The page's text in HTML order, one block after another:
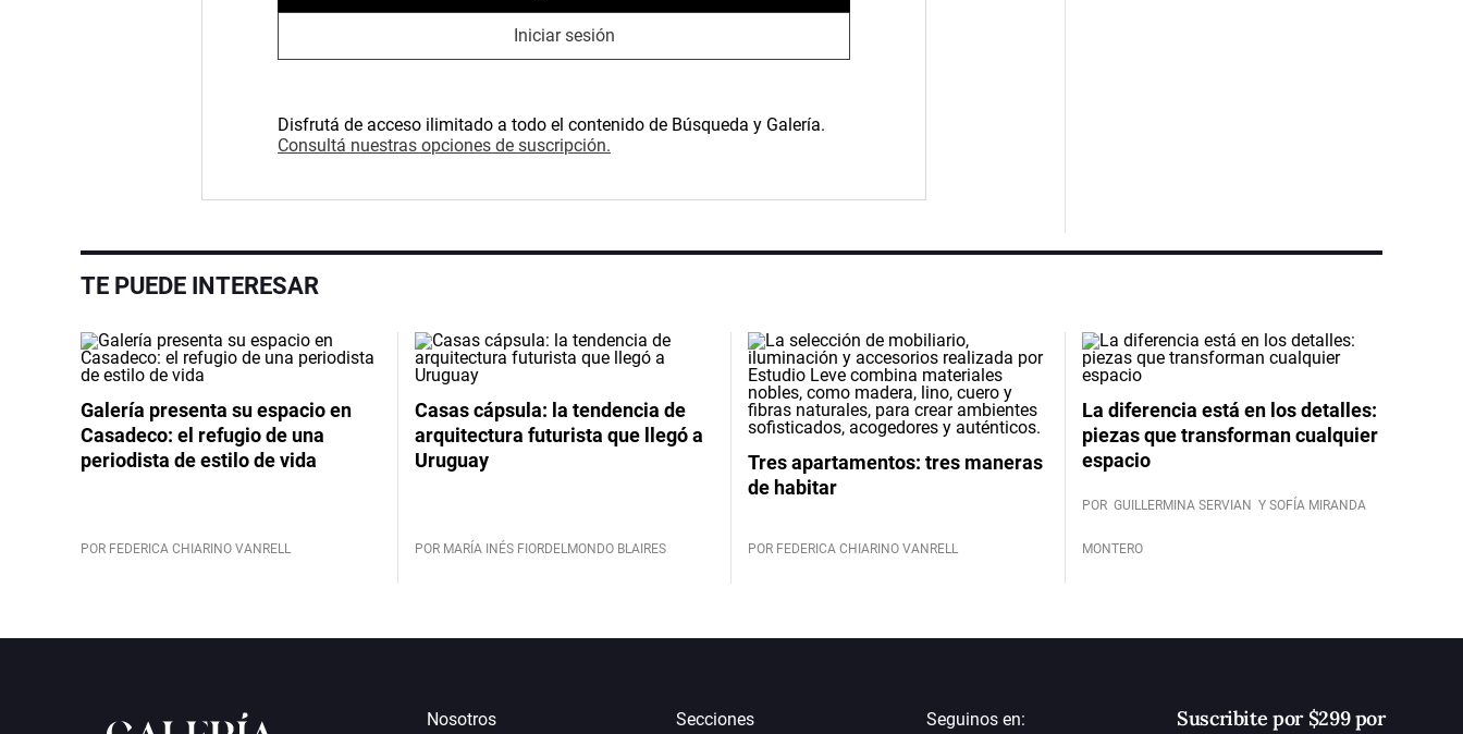
Iniciar sesión
Disfrutá de acceso ilimitado a todo el contenido de Búsqueda y Galería.
Consultá nuestras opciones de suscripción.
TE PUEDE INTERESAR
Galería presenta su espacio en
Casadeco: el refugio de una
periodista de estilo de vida
POR FEDERICA CHIARINO VANRELL
Casas cápsula: la tendencia de
arquitectura futurista que llegó a
Uruguay
POR MARÍA INÉS FIORDELMONDO BLAIRES
Tres apartamentos: tres maneras
de habitar
POR FEDERICA CHIARINO VANRELL
La diferencia está en los detalles:
piezas que transforman cualquier
espacio
POR GUILLERMINA SERVIAN Y SOFÍA MIRANDA
MONTERO
Nosotros Secciones Seguinos en: Suscribite por $299 por